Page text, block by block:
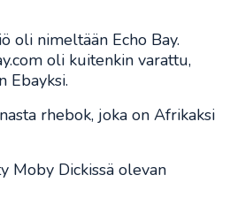
oli nimeltään Echo Bay.
oli kuitenkin varattu,
Ebayksi.
rhebok, joka on Afrikaksi
Moby Dickissä olevan